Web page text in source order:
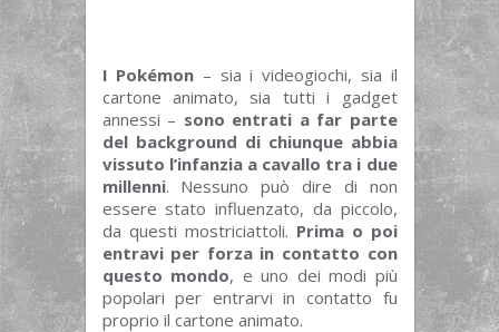
I Pokémon – sia i videogiochi, sia il
cartone animato, sia tutti i gadget
annessi – sono entrati a far parte
del background di chiunque abbia
vissuto l’infanzia a cavallo tra i due
millenni. Nessuno può dire di non
essere stato influenzato, da piccolo,
da questi mostriciattoli. Prima o poi
entravi per forza in contatto con
questo mondo, e uno dei modi più
popolari per entrarvi in contatto fu
proprio il cartone animato.